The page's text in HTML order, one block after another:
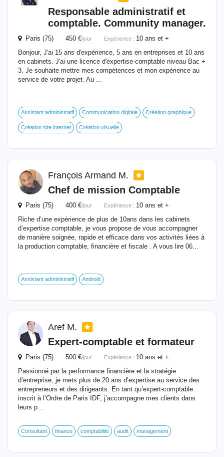
Responsable administratif et
comptable. Community manager.
Paris (75) 450 €/jour Expérience : 10 ans et +
Bonjour, J'ai 15 ans d'expérience, 5 ans en entreprises et 10 ans
en cabinets. J'ai une licence d'expertise-comptable niveau Bac +
3. Je souhaite mettre mes compétences et mon expérience au
service de votre projet. Au ...
Assistant administratif Communication digitale Création graphique
Création site internet Création visuelle
François Armand M.
Chef de mission Comptable
Paris (75) 400 €/jour Expérience : 10 ans et +
Riche d’une expérience de plus de 10ans dans les cabinets
d’expertise comptable, je vous propose de vous accompagner
de manière soignée, rapide et efficace dans vos activités liées à
la production comptable, financière et fiscale . A vous lire 06...
Assistant administratif Android
Aref M.
Expert-comptable et formateur
Paris (75) 500 €/jour Expérience : 10 ans et +
Passionné par la performance financière et la stratégie
d’entreprise, je mets plus de 20 ans d’expertise au service des
entrepreneurs et des dirigeants. En tant qu’expert-comptable
inscrit à l’Ordre de Paris IDF, j’accompagne mes clients dans
leurs p...
Consultant finance comptabilité audit management